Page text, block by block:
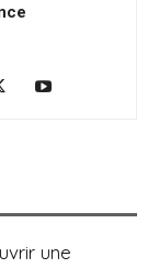
une